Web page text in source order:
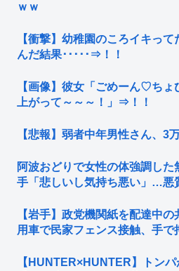
ｗｗ
【衝撃】幼稚園のころイキっ
んだ結果･････⇒！！
【画像】彼女「ごめーん♡ち
上がって～～～！」⇒！！
【悲報】弱者中年男性さん、3
阿波おどりで女性の体強調した
手「悲しいし気持ち悪い」…悪
【岩手】政党機関紙を配達中
用車で民家フェンス接触、手で
【HUNTER×HUNTER】トン